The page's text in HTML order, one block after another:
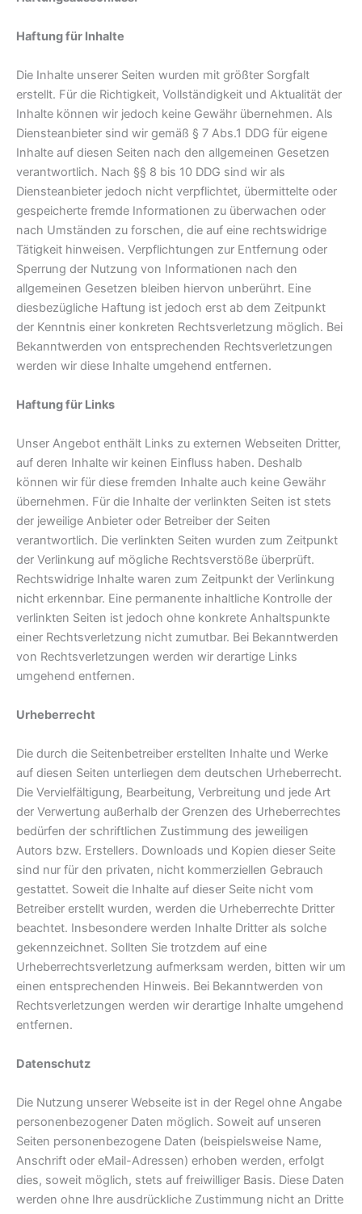
Haftung für Inhalte
Die Inhalte unserer Seiten wurden mit größter Sorgfalt
erstellt. Für die Richtigkeit, Vollständigkeit und Aktualität der
Inhalte können wir jedoch keine Gewähr übernehmen. Als
Diensteanbieter sind wir gemäß § 7 Abs.1 DDG für eigene
Inhalte auf diesen Seiten nach den allgemeinen Gesetzen
verantwortlich. Nach §§ 8 bis 10 DDG sind wir als
Diensteanbieter jedoch nicht verpflichtet, übermittelte oder
gespeicherte fremde Informationen zu überwachen oder
nach Umständen zu forschen, die auf eine rechtswidrige
Tätigkeit hinweisen. Verpflichtungen zur Entfernung oder
Sperrung der Nutzung von Informationen nach den
allgemeinen Gesetzen bleiben hiervon unberührt. Eine
diesbezügliche Haftung ist jedoch erst ab dem Zeitpunkt
der Kenntnis einer konkreten Rechtsverletzung möglich. Bei
Bekanntwerden von entsprechenden Rechtsverletzungen
werden wir diese Inhalte umgehend entfernen.
Haftung für Links
Unser Angebot enthält Links zu externen Webseiten Dritter,
auf deren Inhalte wir keinen Einfluss haben. Deshalb
können wir für diese fremden Inhalte auch keine Gewähr
übernehmen. Für die Inhalte der verlinkten Seiten ist stets
der jeweilige Anbieter oder Betreiber der Seiten
verantwortlich. Die verlinkten Seiten wurden zum Zeitpunkt
der Verlinkung auf mögliche Rechtsverstöße überprüft.
Rechtswidrige Inhalte waren zum Zeitpunkt der Verlinkung
nicht erkennbar. Eine permanente inhaltliche Kontrolle der
verlinkten Seiten ist jedoch ohne konkrete Anhaltspunkte
einer Rechtsverletzung nicht zumutbar. Bei Bekanntwerden
von Rechtsverletzungen werden wir derartige Links
umgehend entfernen.
Urheberrecht
Die durch die Seitenbetreiber erstellten Inhalte und Werke
auf diesen Seiten unterliegen dem deutschen Urheberrecht.
Die Vervielfältigung, Bearbeitung, Verbreitung und jede Art
der Verwertung außerhalb der Grenzen des Urheberrechtes
bedürfen der schriftlichen Zustimmung des jeweiligen
Autors bzw. Erstellers. Downloads und Kopien dieser Seite
sind nur für den privaten, nicht kommerziellen Gebrauch
gestattet. Soweit die Inhalte auf dieser Seite nicht vom
Betreiber erstellt wurden, werden die Urheberrechte Dritter
beachtet. Insbesondere werden Inhalte Dritter als solche
gekennzeichnet. Sollten Sie trotzdem auf eine
Urheberrechtsverletzung aufmerksam werden, bitten wir um
einen entsprechenden Hinweis. Bei Bekanntwerden von
Rechtsverletzungen werden wir derartige Inhalte umgehend
entfernen.
Datenschutz
Die Nutzung unserer Webseite ist in der Regel ohne Angabe
personenbezogener Daten möglich. Soweit auf unseren
Seiten personenbezogene Daten (beispielsweise Name,
Anschrift oder eMail-Adressen) erhoben werden, erfolgt
dies, soweit möglich, stets auf freiwilliger Basis. Diese Daten
werden ohne Ihre ausdrückliche Zustimmung nicht an Dritte